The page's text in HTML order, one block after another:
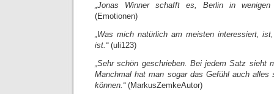
„Jonas Winner schafft es, Berlin in wenigen
(Emotionen)
„Was mich natürlich am meisten interessiert,
ist.“(uli123)
„Sehr schön geschrieben. Bei jedem Satz sieht
Manchmal hat man sogar das Gefühl auch alles
können.“(MarkusZemkeAutor)